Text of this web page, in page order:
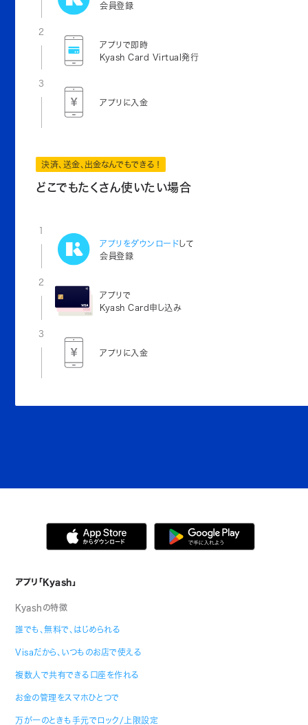
会員登録
2
アプリで即時
Kyash Card Virtual発行
3
アプリに入金
決済、送金、出金なんでもできる！
どこでもたくさん使いたい場合
1
アプリをダウンロードして
会員登録
2
アプリで
Kyash Card申し込み
3
アプリに入金
アプリ「Kyash」
Kyashの特徴
誰でも、無料で、はじめられる
Visaだから、いつものお店で使える
複数人で共有できる口座を作れる
お金の管理をスマホひとつで
万が一のときも手元でロック/上限設定